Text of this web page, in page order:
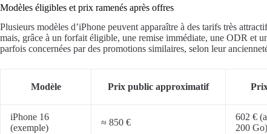
Modèles éligibles et prix ramenés après offres
Plusieurs modèles d’iPhone peuvent apparaître à des tarifs très
mais, grâce à un forfait éligible, une remise immédiate, une ODR et
parfois concernées par des promotions similaires, selon leur
Modèle Prix public approximatif
iPhone 16
(exemple)
≈ 850 €
602 €
200 Go)